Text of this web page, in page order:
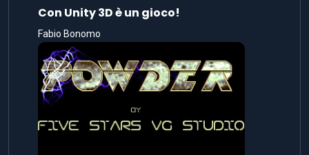
Con Unity 3D è un gioco!
Fabio Bonomo